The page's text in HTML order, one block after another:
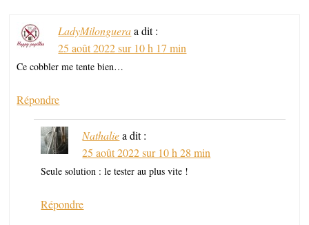
LadyMilonguera a dit :
25 août 2022 sur 10 h 17 min
Ce cobbler me tente bien…
Répondre
Nathalie a dit :
25 août 2022 sur 10 h 28 min
Seule solution : le tester au plus vite !
Répondre